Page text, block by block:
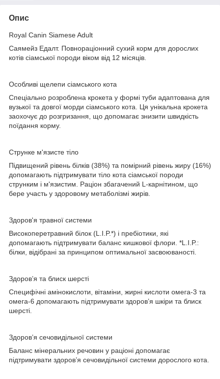
Опис
Royal Canin Siamese Adult
Саямейз Едалт. Повнораціонний сухий корм для дорослих
котів сіамської породи віком від 12 місяців.
Особливі щелепи сіамського кота
Спеціально розроблена крокета у формі туби адаптована для
вузької та довгої морди сіамського кота. Ця унікальна крокета
заохочує до розгризання, що допомагає знизити швидкість
поїдання корму.
Струнке м'язисте тіло
Підвищений рівень білків (38%) та помірний рівень жиру (16%)
допомагають підтримувати тіло кота сіамської породи
струнким і м'язистим. Раціон збагачений L-карнітином, що
бере участь у здоровому метаболізмі жирів.
Здоров'я травної системи
Високоперетравний білок (L.I.P.*) і пребіотики, які
допомагають підтримувати баланс кишкової флори. *L.I.P.:
білки, відібрані за принципом оптимальної засвоюваності.
Здоров’я та блиск шерсті
Специфічні амінокислоти, вітаміни, жирні кислоти омега-3 та
омега-6 допомагають підтримувати здоров’я шкіри та блиск
шерсті.
Здоров’я сечовидільної системи
Баланс мінеральних речовин у раціоні допомагає
підтримувати здоров’я сечовидільної системи дорослого кота.